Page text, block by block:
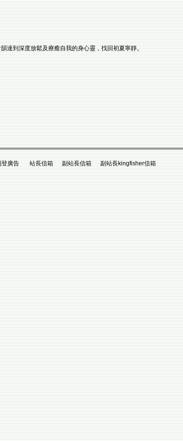
達到深度放鬆及療癒自我的身心靈，找回初夏寧靜。
告 站長信箱 副站長信箱 副站長kingfisher信箱